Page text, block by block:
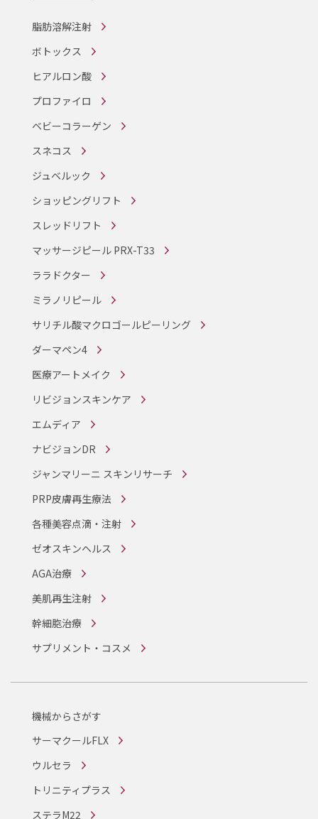
脂肪溶解注射
ボトックス
ヒアルロン酸
プロファイロ
ベビーコラーゲン
スネコス
ジュベルック
ショッピングリフト
スレッドリフト
マッサージピール PRX-T33
ララドクター
ミラノリピール
サリチル酸マクロゴールピーリング
ダーマペン4
医療アートメイク
リビジョンスキンケア
エムディア
ナビジョンDR
ジャンマリーニ スキンリサーチ
PRP皮膚再生療法
各種美容点滴・注射
ゼオスキンヘルス
AGA治療
美肌再生注射
幹細胞治療
サプリメント・コスメ
機械からさがす
サーマクールFLX
ウルセラ
トリニティプラス
ステラM22